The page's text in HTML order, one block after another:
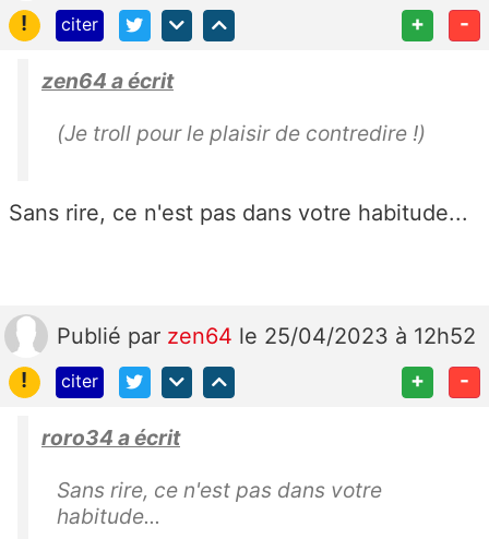
! citer + -
zen64 a écrit
(Je troll pour le plaisir de contredire !)
Sans rire, ce n'est pas dans votre habitude...
Publié par zen64 le 25/04/2023 à 12h52
!
citer + -
roro34 a écrit
Sans rire, ce n'est pas dans votre
habitude...